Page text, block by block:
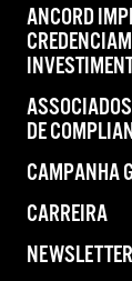
ANCORD
DE
CAMPANHA
CARREIRA